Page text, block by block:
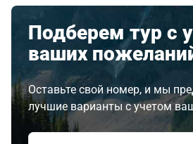
Подберем тур с
ваших
Оставьте свой номер, и мы
лучшие варианты с учетом